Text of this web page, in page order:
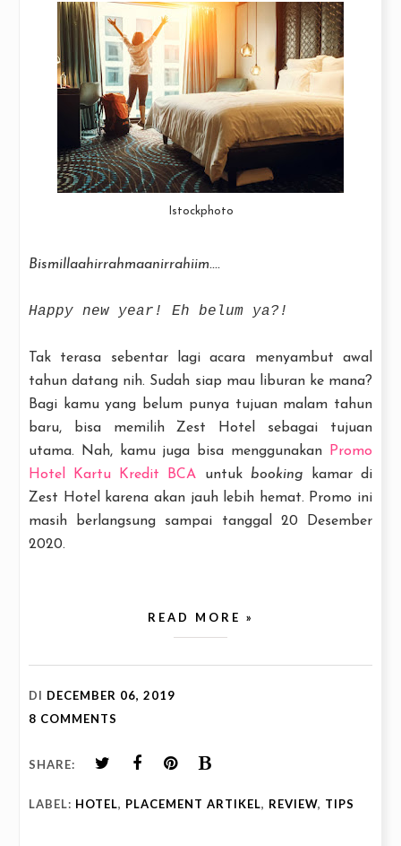
Istockphoto
Bismillaahirrahmaanirrahiim....
Happy new year! Eh belum ya?!
Tak terasa sebentar lagi acara menyambut awal
tahun datang nih. Sudah siap mau liburan ke mana?
Bagi kamu yang belum punya tujuan malam tahun
baru, bisa memilih Zest Hotel sebagai tujuan
utama. Nah, kamu juga bisa menggunakan
Promo
Hotel Kartu Kredit BCA untuk booking kamar di
Zest Hotel karena akan jauh lebih hemat. Promo ini
masih berlangsung sampai tanggal 20 Desember
2020.
READ MORE »
DI DECEMBER 06, 2019
8 COMMENTS
SHARE:
LABEL: HOTEL, PLACEMENT ARTIKEL, REVIEW, TIPS